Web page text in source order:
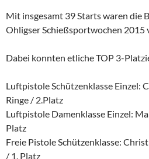
Mit insgesamt 39 Starts waren die
Ohligser Schießsportwochen 2015
Dabei konnten etliche TOP 3-
Luftpistole Schützenklasse Einzel:
Ringe / 2.Platz
Luftpistole Damenklasse Einzel:
Platz
Freie Pistole Schützenklasse:
/ 1. Platz